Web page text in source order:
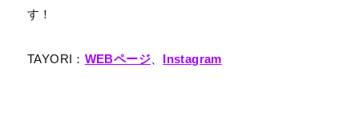
す！
TAYORI： WEBページ、 Instagram